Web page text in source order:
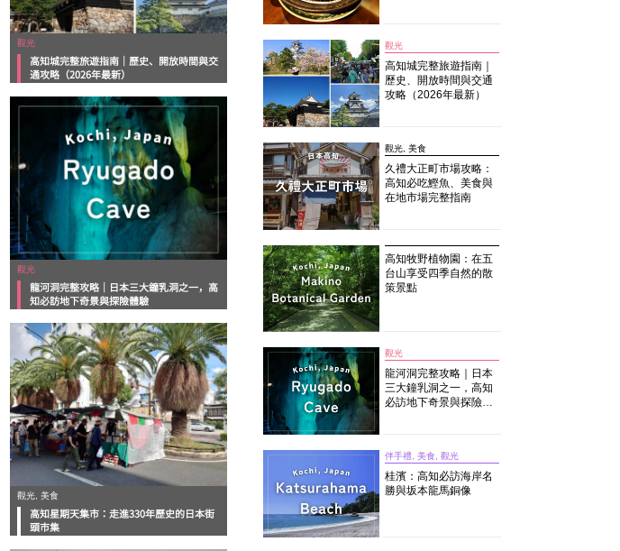
觀光
高知城完整旅遊指南｜歷史、開放時間與交
通攻略（2026年最新）
觀光
龍河洞完整攻略｜日本三大鐘乳洞之一，高
知必訪地下奇景與探險體驗
觀光, 美食
高知星期天集市：走進330年歷史的日本街
頭市集
觀光
高知城完整旅遊指南｜
歷史、開放時間與交通
攻略（2026年最新）
觀光, 美食
久禮大正町市場攻略：
高知必吃鰹魚、美食與
在地市場完整指南
高知牧野植物園：在五
台山享受四季自然的散
策景點
觀光
龍河洞完整攻略｜日本
三大鐘乳洞之一，高知
必訪地下奇景與探險體
伴手禮, 美食, 觀光
桂濱：高知必訪海岸名
勝與坂本龍馬銅像